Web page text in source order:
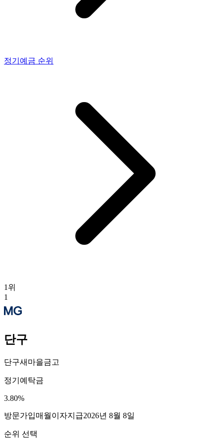
정기예금 순위
1 위
1
단구
단구새마을금고
정기예탁금
3.80%
방문가입매월이자지급2026년 8월 8일
순위 선택